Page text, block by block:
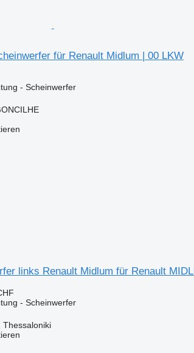
für Renault Midlum | 00 LKW
- Scheinwerfer
links Renault Midlum für Renault
- Scheinwerfer
Thessaloniki